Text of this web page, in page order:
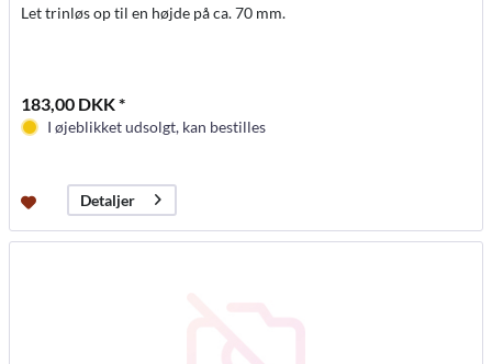
Let trinløs op til en højde på ca. 70 mm.
183,00 DKK *
I øjeblikket udsolgt, kan bestilles
Detaljer